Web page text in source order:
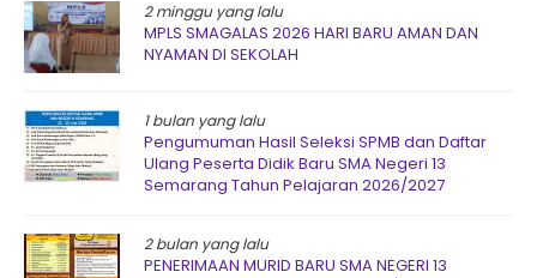
2 minggu yang lalu
MPLS SMAGALAS 2026 HARI BARU AMAN DAN
NYAMAN DI SEKOLAH
1 bulan yang lalu
Pengumuman Hasil Seleksi SPMB dan Daftar
Ulang Peserta Didik Baru SMA Negeri 13
Semarang Tahun Pelajaran 2026/2027
2 bulan yang lalu
PENERIMAAN MURID BARU SMA NEGERI 13